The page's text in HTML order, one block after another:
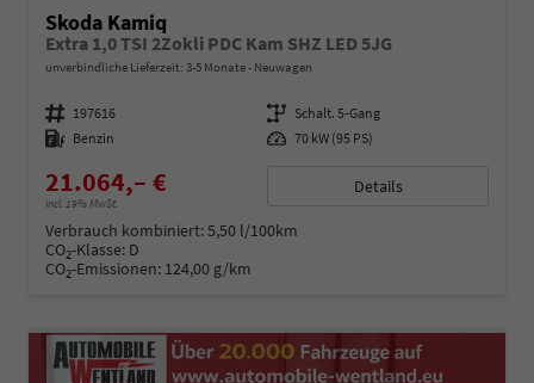
Skoda Kamiq
Extra 1,0 TSI 2Zokli PDC Kam SHZ LED 5JG
unverbindliche Lieferzeit: 3-5 Monate Neuwagen
Fahrzeugnummer 197616 Getriebe Schalt. 5-Gang
Kraftstoff Benzin Leistung 70 kW (95 PS)
21.064,– €
incl. 19% MwSt.
Details
Verbrauch kombiniert:5,50 l/100km
CO2-Klasse: D
CO2-Emissionen: 124,00 g/km